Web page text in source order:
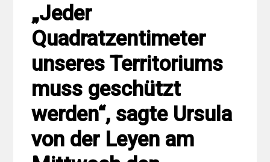
„Jeder
Quadratzentimeter
unseres Territoriums
muss geschützt
werden“, sagte Ursula
von der Leyen am